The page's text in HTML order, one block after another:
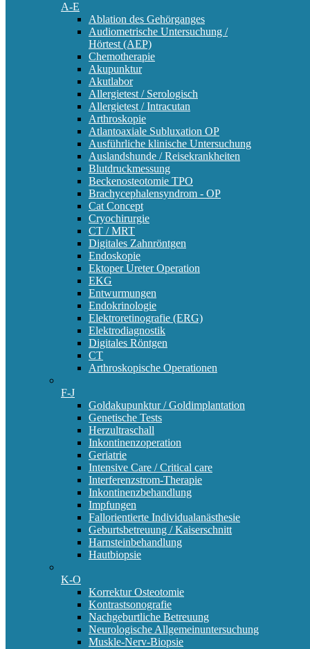
A-E
Ablation des Gehörganges
Audiometrische Untersuchung /
Hörtest (AEP)
Chemotherapie
Akupunktur
Akutlabor
Allergietest / Serologisch
Allergietest / Intracutan
Arthroskopie
Atlantoaxiale Subluxation OP
Ausführliche klinische Untersuchung
Auslandshunde / Reisekrankheiten
Blutdruckmessung
Beckenosteotomie TPO
Brachycephalensyndrom - OP
Cat Concept
Cryochirurgie
CT / MRT
Digitales Zahnröntgen
Endoskopie
Ektoper Ureter Operation
EKG
Entwurmungen
Endokrinologie
Elektroretinografie (ERG)
Elektrodiagnostik
Digitales Röntgen
CT
Arthroskopische Operationen
F-J
Goldakupunktur / Goldimplantation
Genetische Tests
Herzultraschall
Inkontinenzoperation
Geriatrie
Intensive Care / Critical care
Interferenzstrom-Therapie
Inkontinenzbehandlung
Impfungen
Fallorientierte Individualanästhesie
Geburtsbetreuung / Kaiserschnitt
Harnsteinbehandlung
Hautbiopsie
K-O
Korrektur Osteotomie
Kontrastsonografie
Nachgeburtliche Betreuung
Neurologische Allgemeinuntersuchung
Muskle-Nerv-Biopsie